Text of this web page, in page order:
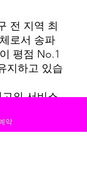
전 지역 최
로서 송파
평점 No.1
지하고 있습
의 서비스
항상 최선
약